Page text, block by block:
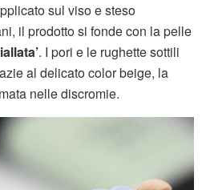
sul viso e steso
il prodotto si fonde con la pelle
. I pori e le rughette sottili
al delicato color beige, la
nelle discromie.